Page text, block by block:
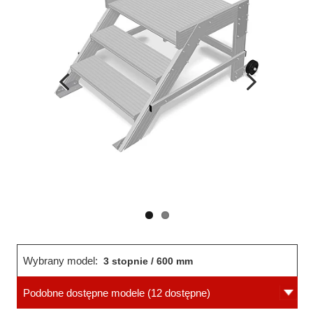
Wcześniejsza
Wybrany model: 3 stopnie / 600 mm
Podobne dostępne modele (12 dostępne)